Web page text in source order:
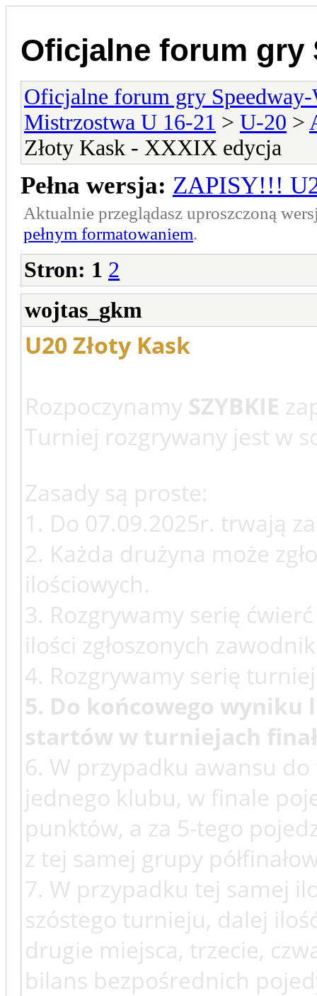
Oficjalne forum gry
Oficjalne forum gry
Mistrzostwa U 16-21 > U-20 >
Złoty Kask - XXXIX edycja
Pełna wersja: ZAPISY!!!
Aktualnie przeglądasz uproszczoną
pełnym formatowaniem.
Stron: 1 2
wojtas_gkm
U20 Złoty Kask
Rozpoczynamy SZYBKIE
Turniej rozgrywany jest w
Zasady są proste:
1. Do 07.09.2025r. trwają
2. Każda drużyna może
ilościowych.
3. Rozgrywamy serię
ilości zgłoszonych
4. Rozgrywamy serię
5. Do końcowego wyniku
startów w turniejach
6. W przypadku awansu
jednego klubu, w finale
punktów, a za 5-tego
z tej samej grupy
7. W przypadku tej samej
szóstego turnieju, dalej
drugie miejsca, trzecie,
bilans bezpośrednich